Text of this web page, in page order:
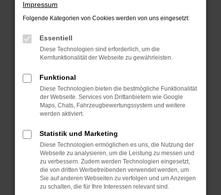
Manche Erweiterungen, wie Werbeblocker,
können das Laden bestimmter Seiten
verhindern. Funktioniert die Seite in einem
anderen Browser oder in einem privaten
Fenster?
Starte dein Gerät neu.
Das kann manchmal helfen,
Stelle sicher, dass dein Browser und dein
Betriebssystem auf dem neuesten Stand
sind.
Veraltete Software birgt nicht nur ein
Sicherheitsrisiko, sondern kann auch dazu
Impressum
Folgende Kategorien von Cookies werden von uns eingesetzt:
Essentiell
Diese Technologien sind erforderlich, um die
Kernfunktionalität der Webseite zu gewährleisten.
Funktional
Diese Technologien bieten die bestmögliche Funktionalität
der Webseite. Services von Drittanbietern wie Google
Maps, Chats, Fahrzeugbewertungssystem und weitere
werden aktiviert.
Statistik und Marketing
Diese Technologien ermöglichen es uns, die Nutzung der
Webseite zu analysieren, um die Leistung zu messen und
zu verbessern. Zudem werden Technologien eingesetzt,
die von dritten Werbetreibenden verwendet werden, um
Sie auf anderen Webseiten zu verfolgen und um Anzeigen
zu schalten, die für Ihre Interessen relevant sind.